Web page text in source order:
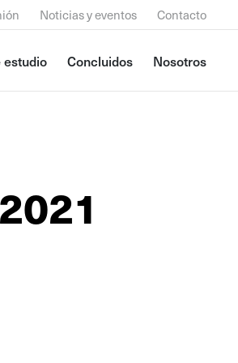
Noticias y eventos Contacto
Concluidos Nosotros